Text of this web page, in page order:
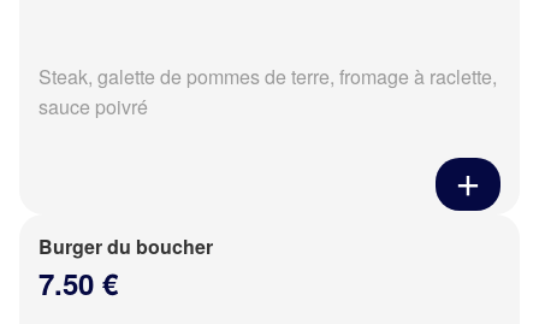
Steak, galette de pommes de terre, fromage à raclette,
sauce poivré
Burger du boucher
7.50 €